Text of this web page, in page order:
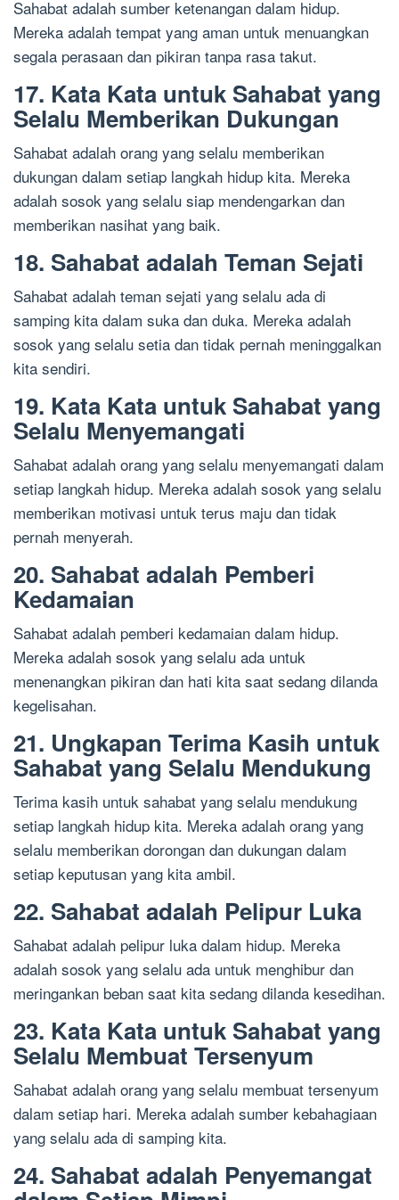
Sahabat adalah sumber ketenangan dalam hidup.
Mereka adalah tempat yang aman untuk menuangkan
segala perasaan dan pikiran tanpa rasa takut.
17. Kata Kata untuk Sahabat yang
Selalu Memberikan Dukungan
Sahabat adalah orang yang selalu memberikan
dukungan dalam setiap langkah hidup kita. Mereka
adalah sosok yang selalu siap mendengarkan dan
memberikan nasihat yang baik.
18. Sahabat adalah Teman Sejati
Sahabat adalah teman sejati yang selalu ada di
samping kita dalam suka dan duka. Mereka adalah
sosok yang selalu setia dan tidak pernah meninggalkan
kita sendiri.
19. Kata Kata untuk Sahabat yang
Selalu Menyemangati
Sahabat adalah orang yang selalu menyemangati dalam
setiap langkah hidup. Mereka adalah sosok yang selalu
memberikan motivasi untuk terus maju dan tidak
pernah menyerah.
20. Sahabat adalah Pemberi
Kedamaian
Sahabat adalah pemberi kedamaian dalam hidup.
Mereka adalah sosok yang selalu ada untuk
menenangkan pikiran dan hati kita saat sedang dilanda
kegelisahan.
21. Ungkapan Terima Kasih untuk
Sahabat yang Selalu Mendukung
Terima kasih untuk sahabat yang selalu mendukung
setiap langkah hidup kita. Mereka adalah orang yang
selalu memberikan dorongan dan dukungan dalam
setiap keputusan yang kita ambil.
22. Sahabat adalah Pelipur Luka
Sahabat adalah pelipur luka dalam hidup. Mereka
adalah sosok yang selalu ada untuk menghibur dan
meringankan beban saat kita sedang dilanda kesedihan.
23. Kata Kata untuk Sahabat yang
Selalu Membuat Tersenyum
Sahabat adalah orang yang selalu membuat tersenyum
dalam setiap hari. Mereka adalah sumber kebahagiaan
yang selalu ada di samping kita.
24. Sahabat adalah Penyemangat